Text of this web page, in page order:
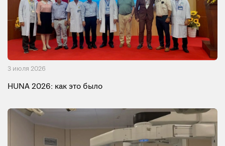
3 июля 2026
HUNA 2026: как это было